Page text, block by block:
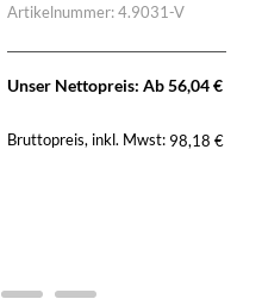
Artikelnummer: 4.9031-V
Unser Nettopreis: Ab56,04€
Bruttopreis, inkl. Mwst: 98,18 €